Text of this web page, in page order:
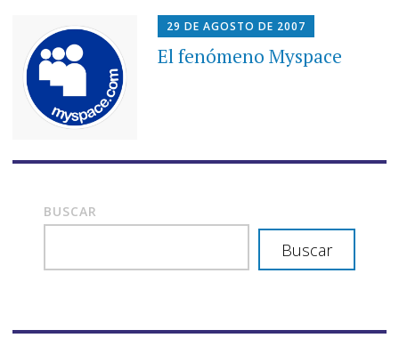
29 DE AGOSTO DE 2007
El fenómeno Myspace
BUSCAR
Buscar